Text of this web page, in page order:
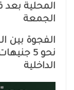
الجمعة
الفجوة بين
نحو 5
الداخلية